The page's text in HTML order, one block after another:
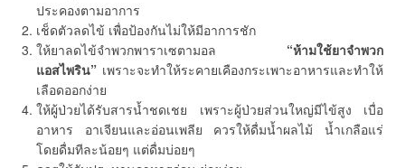
ประคองตามอาการ
เช็ดตัวลดไข้ เพื่อป้องกันไม่ให้มีอาการชัก
ให้ยาลดไข้จำพวกพาราเซตามอล “ห้ามใช้ยาจำพวก
แอสไพริน” เพราะจะทำให้ระคายเคืองกระเพาะอาหารและทำให้
เลือดออกง่าย
ให้ผู้ป่วยได้รับสารน้ำชดเชย เพราะผู้ป่วยส่วนใหญ่มีไข้สูง เบื่อ
อาหาร อาเจียนและอ่อนเพลีย ควรให้ดื่มน้ำผลไม้ น้ำเกลือแร่
โดยดื่มทีละน้อยๆ แต่ดื่มบ่อยๆ